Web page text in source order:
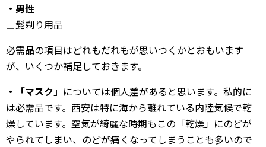
・男性
□髭剃り用品
必需品の項目はどれもだれもが思いつくかとおもいます
が、いくつか補足しておきます。
・「マスク」 については個人差があると思います。私的に
は必需品です。西安は特に海から離れている内陸気候で乾
燥しています。空気が綺麗な時期もこの「乾燥」にのどが
やられてしまい、のどが痛くなってしまうことも多いので
日本旅行ブログ